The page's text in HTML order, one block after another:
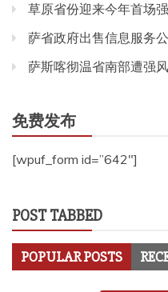
草原省份迎来今年首场
萨省政府出售信息服务
萨斯喀彻温省南部遭强
免费发布
[wpuf_form id=”642″]
POST TABBED
POPULAR POSTS